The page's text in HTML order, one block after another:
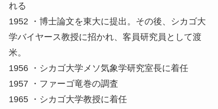
れる
1952 ・博士論文を東大に提出。その後、シカゴ大
学バイヤース教授に招かれ、客員研究員として渡
米。
1956 ・シカゴ大学メソ気象学研究室長に着任
1957 ・ファーゴ竜巻の調査
1965 ・シカゴ大学教授に着任